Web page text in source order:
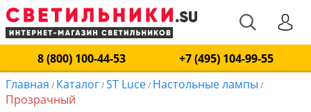
8 (800) 100-44-53
+7 (495) 104-99-55
Главная / Каталог/ST Luce/ Настольные лампы /
Прозрачный